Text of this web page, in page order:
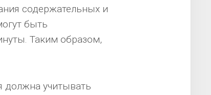
содержательных и
быть
Таким образом,
должна учитывать